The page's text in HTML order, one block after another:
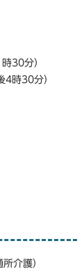
30分）
4時30分）
介護）